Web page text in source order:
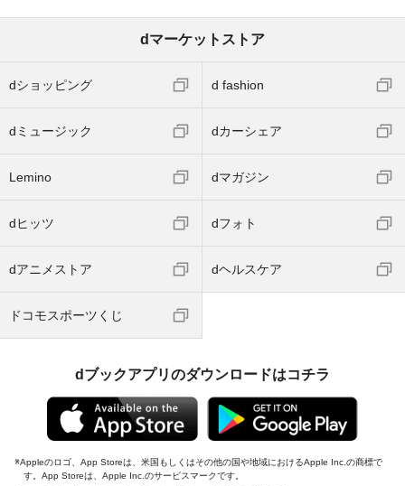
dマーケットストア
dショッピング d fashion
dミュージック dカーシェア
Lemino dマガジン
dヒッツ dフォト
dアニメストア dヘルスケア
ドコモスポーツくじ
dブックアプリのダウンロードはコチラ
Appleのロゴ、App Storeは、米国もしくはその他の国や地域におけるApple Inc.の商標で
す。App Storeは、Apple Inc.のサービスマークです。